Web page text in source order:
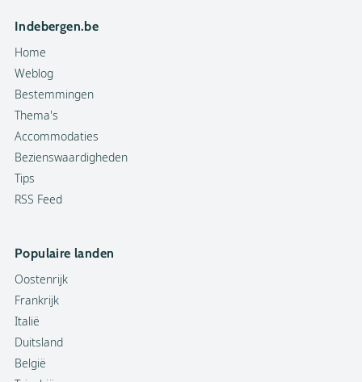
Indebergen.be
Home
Weblog
Bestemmingen
Thema's
Accommodaties
Bezienswaardigheden
Tips
RSS Feed
Populaire landen
Oostenrijk
Frankrijk
Italië
Duitsland
België